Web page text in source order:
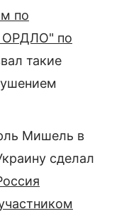
по
ОРДЛО" по
такие
Мишель в
сделал